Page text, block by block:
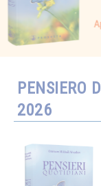
PENSIERO
2026